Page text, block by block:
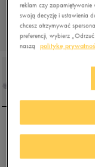
NIKE BENASSI
reklam czy zapamiętywanie
swoją decyzję i ustawienia
chcesz otrzymywać
preferencji, wybierz
naszą
politykę